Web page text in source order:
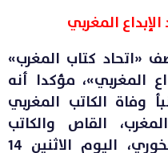
المغربي
«اتحاد كتاب المغرب»
المغربي»، مؤكدا أنه
وفاة الكاتب المغربي
القاص والكاتب
الصحافي، الأستاذ إدريس الخوري، اليوم الاثنين 14